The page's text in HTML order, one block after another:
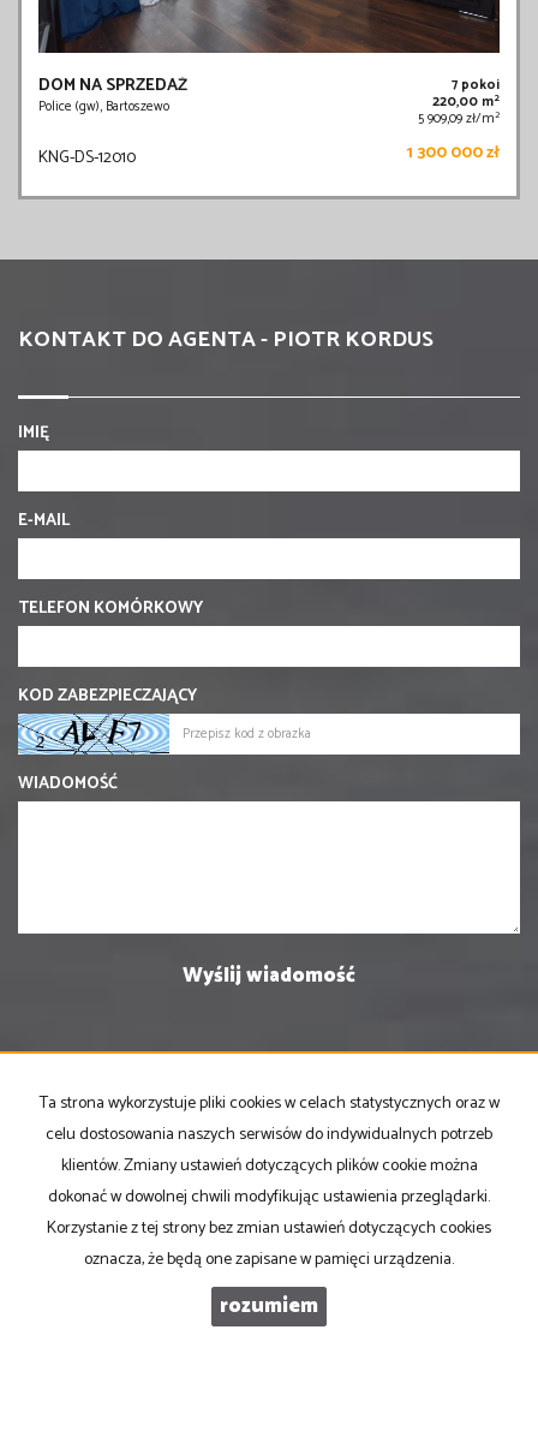
DOM NA SPRZEDAŻ
Police (gw), Bartoszewo
7 pokoi
220,00 m2
5 909,09 zł/m2
KNG-DS-12010 1 300 000 zł
KONTAKT DO AGENTA - PIOTR KORDUS
IMIĘ
E-MAIL
TELEFON KOMÓRKOWY
KOD ZABEZPIECZAJĄCY
WIADOMOŚĆ
PRONOVO Kordus
ul. Ku Słońcu 24F lokal 1
71-073 Szczecin
NIP
: 8521103669
: pon-pt w godz 10.00-17.00
Ta strona wykorzystuje pliki cookies w celach statystycznych oraz w
celu dostosowania naszych serwisów do indywidualnych potrzeb
klientów. Zmiany ustawień dotyczących plików cookie można
dokonać w dowolnej chwili modyfikując ustawienia przeglądarki.
Korzystanie z tej strony bez zmian ustawień dotyczących cookies
oznacza, że będą one zapisane w pamięci urządzenia.
rozumiem